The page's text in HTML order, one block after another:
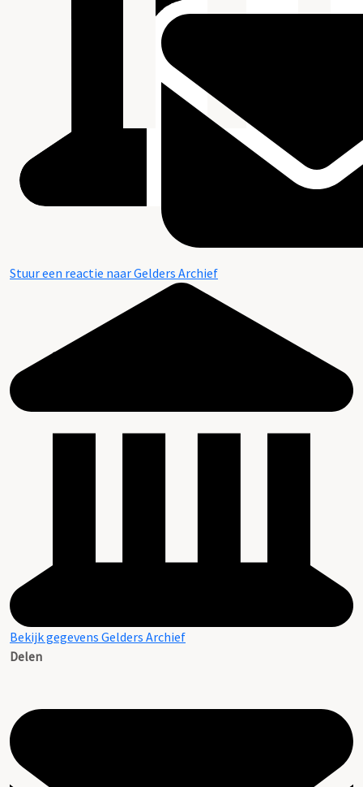
Stuur een reactie naar Gelders Archief
Bekijk gegevens Gelders Archief
Delen